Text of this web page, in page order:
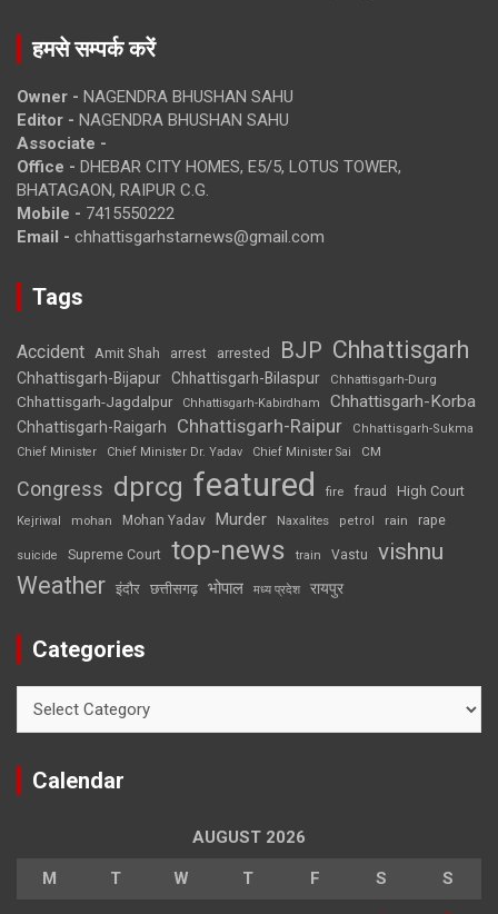
हमसे सम्पर्क करें
Owner - NAGENDRA BHUSHAN SAHU
Editor - NAGENDRA BHUSHAN SAHU
Associate -
Office - DHEBAR CITY HOMES, E5/5, LOTUS TOWER,
BHATAGAON, RAIPUR C.G.
Mobile - 7415550222
Email - chhattisgarhstarnews@gmail.com
Tags
Accident Amit Shah arrest arrested BJP Chhattisgarh
Chhattisgarh-Bijapur Chhattisgarh-Bilaspur Chhattisgarh-Durg
Chhattisgarh-Jagdalpur Chhattisgarh-Kabirdham Chhattisgarh-Korba
Chhattisgarh-Raigarh Chhattisgarh-Raipur
Chhattisgarh-Sukma
Chief Minister
Chief Minister Dr. Yadav Chief Minister Sai CM
Congress dprcg featured fire fraud High Court
Kejriwal mohan Mohan Yadav Murder Naxalites petrol rain rape
suicide Supreme Court top-news train Vastu vishnu
Weather इंदौर छत्तीसगढ़ भोपाल मध्य प्रदेश रायपुर
Categories
Calendar
AUGUST 2026
M T W T F S S